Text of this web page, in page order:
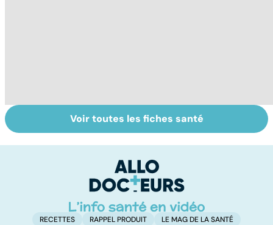
Sels minéraux,
oligo-éléments :
Pré-éclampsie :
attention,
risque !
Voir toutes les fiches santé
RECETTES RAPPEL PRODUIT LE MAG DE LA SANTÉ